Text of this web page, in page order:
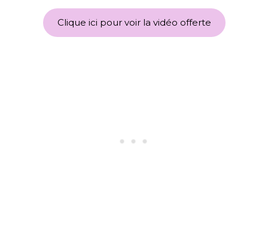
Clique ici pour voir la vidéo offerte